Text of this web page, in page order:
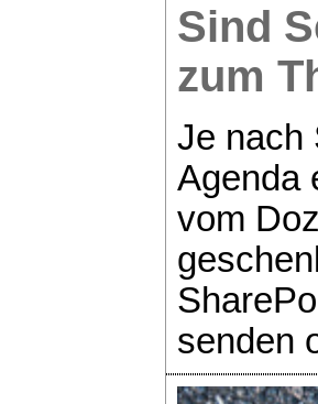
Sind
zum
Je nach
Agenda
vom
senden